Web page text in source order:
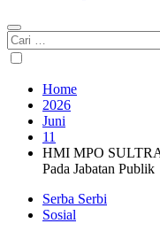
Cari
untuk:
Home
2026
Juni
11
HMI MPO
Pada Jabatan Publik
Serba Serbi
Sosial